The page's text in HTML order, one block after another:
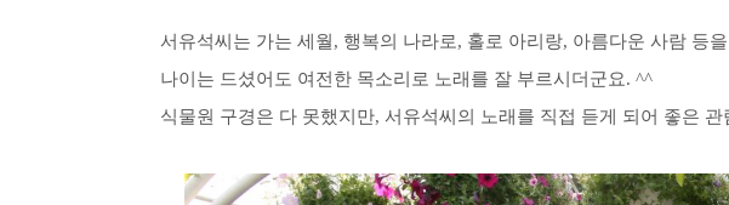
서유석씨는 가는 세월, 행복의 나라로, 홀로 아리랑, 아름다운 사람 등
나이는 드셨어도 여전한 목소리로 노래를 잘 부르시더군요. ^^
식물원 구경은 다 못했지만, 서유석씨의 노래를 직접 듣게 되어 좋은 관